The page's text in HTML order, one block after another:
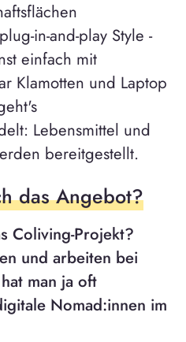
in-and-play Style -
einfach mit
Klamotten und Laptop
Lebensmittel und
bereitgestellt.
das Angebot?
Coliving-Projekt?
und arbeiten bei
man ja oft
Nomad:innen im